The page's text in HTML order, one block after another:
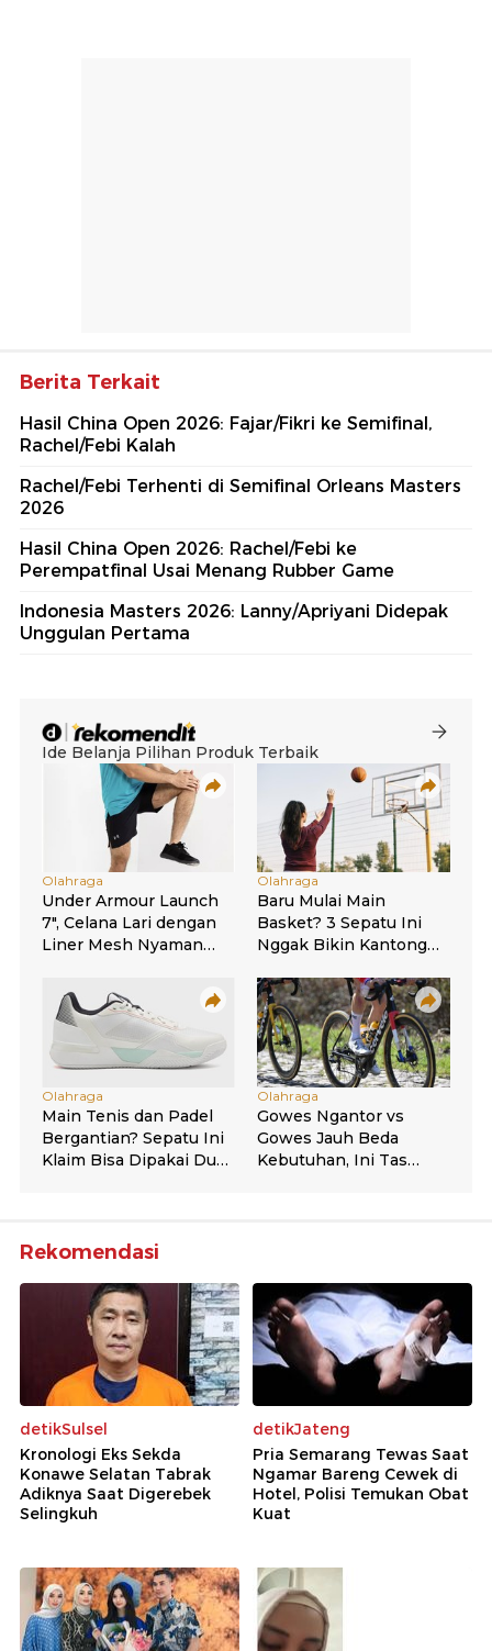
Berita Terkait
Hasil China Open 2026: Fajar/Fikri ke Semifinal,
Rachel/Febi Kalah
Rachel/Febi Terhenti di Semifinal Orleans Masters
2026
Hasil China Open 2026: Rachel/Febi ke
Perempatfinal Usai Menang Rubber Game
Indonesia Masters 2026: Lanny/Apriyani Didepak
Unggulan Pertama
Rekomendasi
detikSulsel
Kronologi Eks Sekda
Konawe Selatan Tabrak
Adiknya Saat Digerebek
Selingkuh
detikJateng
Pria Semarang Tewas Saat
Ngamar Bareng Cewek di
Hotel, Polisi Temukan Obat
Kuat